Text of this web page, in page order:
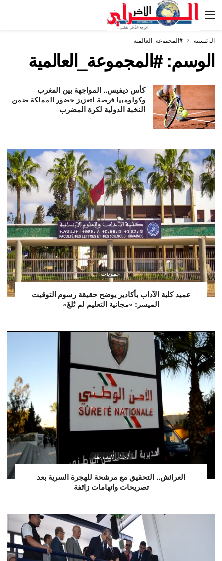
الرئيسية #المجموعة_العالمية
الوسم:#المجموعة_العالمية
كأس ديفيس.. المواجهة بين المغرب
وكولومبيا فرصة لتعزيز حضور المملكة ضمن
النخبة الدولية لكرة المضرب
جهويات
عميد كلية الآداب بأكادير يوضح حقيقة رسوم التوقيت
الميسر: «مجانية التعليم لم تُلغَ»
أخبار الشرطة
العرائش.. التحقيق مع مرشحة للهجرة السرية بعد
تصريحات واتهامات زائفة